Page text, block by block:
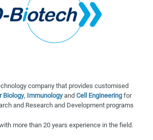
company that provides customised
Biology, Immunologyand Cell Engineering for
and Research and Development programs
more than 20 years experience in the field.